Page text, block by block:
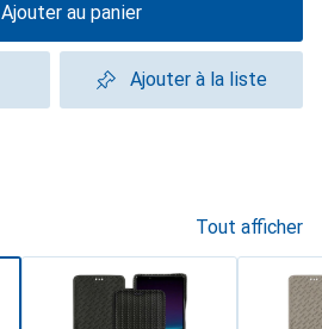
Ajouter au panier
Ajouter à la liste
Tout afficher